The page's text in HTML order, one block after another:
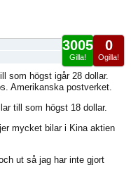
0
Ogilla!
3005
Gilla!
som högst igår 28 dollar.
Amerikanska postverket.
till som högst 18 dollar.
mycket bilar i Kina aktien
ut så jag har inte gjort